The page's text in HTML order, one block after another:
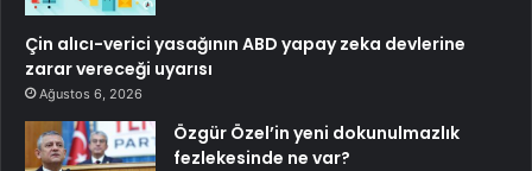
Çin alıcı-verici yasağının ABD yapay zeka devlerine
zarar vereceği uyarısı
Ağustos 6, 2026
Özgür Özel’in yeni dokunulmazlık
fezlekesinde ne var?